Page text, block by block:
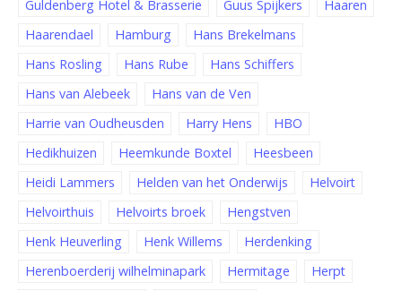
Guldenberg Hotel & Brasserie
Guus Spijkers
Haaren
Haarendael
Hamburg
Hans Brekelmans
Hans Rosling
Hans Rube
Hans Schiffers
Hans van Alebeek
Hans van de Ven
Harrie van Oudheusden
Harry Hens
HBO
Hedikhuizen
Heemkunde Boxtel
Heesbeen
Heidi Lammers
Helden van het Onderwijs
Helvoirt
Helvoirthuis
Helvoirts broek
Hengstven
Henk Heuverling
Henk Willems
Herdenking
Herenboerderij wilhelminapark
Hermitage
Herpt